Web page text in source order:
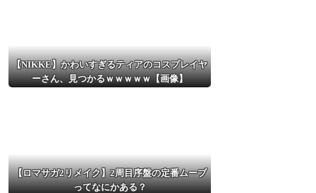
【NIKKE】かわいすぎるティアのコスプレイヤ
ーさん、見つかるｗｗｗｗｗ【画像】
【ロマサガ2リメイク】2周目序盤の定番ムーブ
ってなにかある？